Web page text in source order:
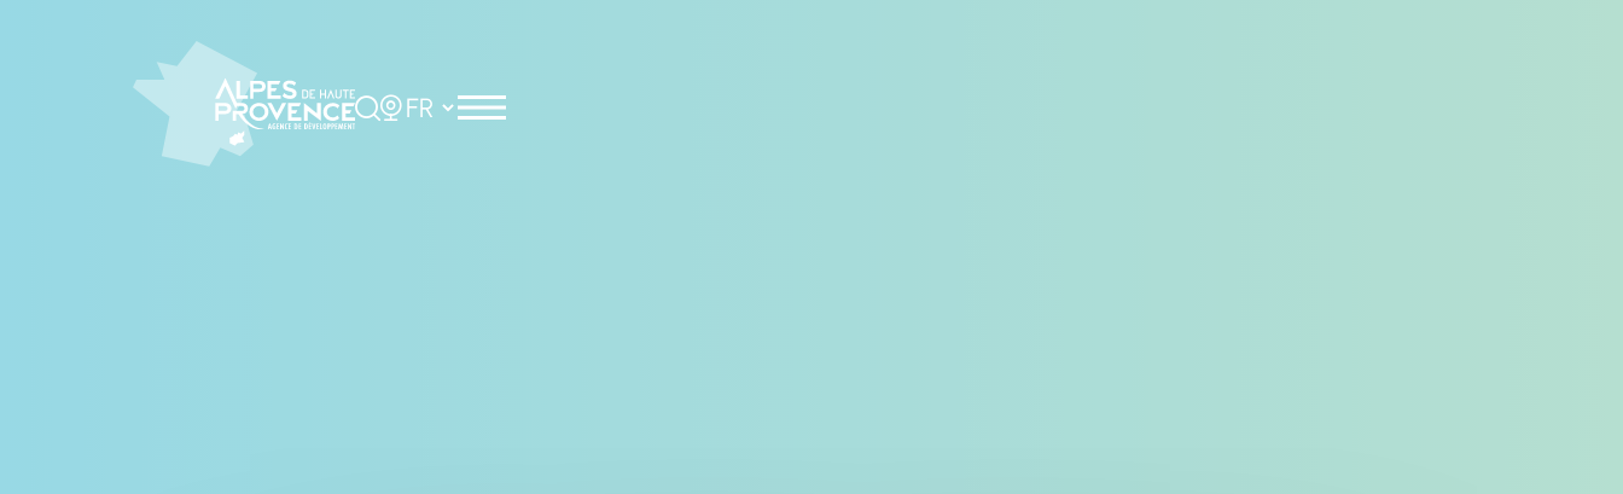
Rechercher
Choisir la langue